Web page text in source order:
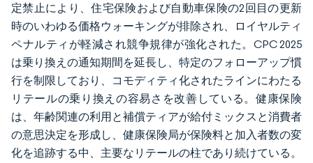
定禁止により、住宅保険および自動車保険の2回目の更新
時のいわゆる価格ウォーキングが排除され、ロイヤルティ
ペナルティが軽減され競争規律が強化された。CPC 2025
は乗り換えの通知期間を延長し、特定のフォローアップ慣
行を制限しており、コモディティ化されたラインにわたる
リテールの乗り換えの容易さを改善している。健康保険
は、年齢関連の利用と補償ティアが給付ミックスと消費者
の意思決定を形成し、健康保険局が保険料と加入者数の変
化を追跡する中、主要なリテールの柱であり続けている。